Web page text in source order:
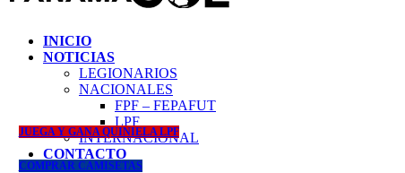
INICIO
NOTICIAS
LEGIONARIOS
NACIONALES
FPF – FEPAFUT
LPF
INTERNACIONAL
CONTACTO
JUEGA Y GANA QUINIELA LPF
COMPRAR CAMISETAS